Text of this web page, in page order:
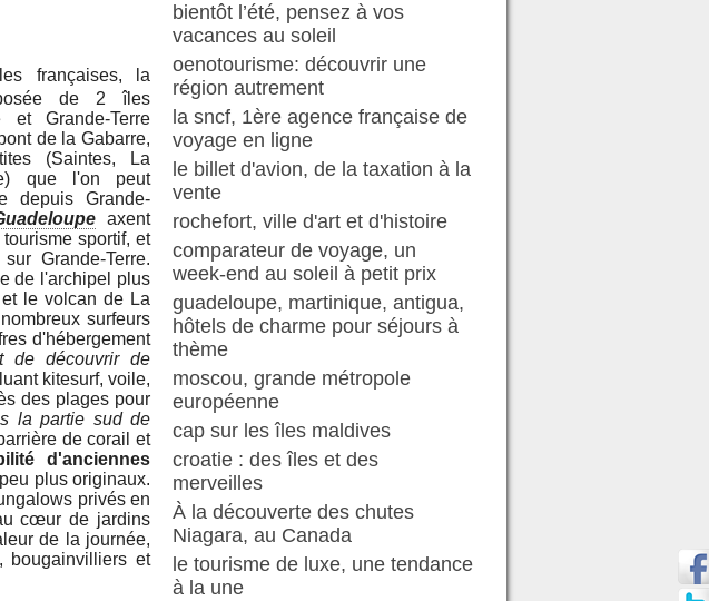
françaises, la
de 2 îles
et Grande-Terre
de la Gabarre,
(Saintes, La
que l'on peut
depuis Grande-
axent
sportif, et
Grande-Terre.
de l'archipel plus
le volcan de La
surfeurs
d'hébergement
de découvrir de
kitesurf, voile,
des plages pour
la partie sud de
de corail et
d'anciennes
plus originaux.
privés en
cœur de jardins
de la journée,
bougainvilliers et
bientôt l’été, pensez à vos
vacances au soleil
oenotourisme: découvrir une
région autrement
la sncf, 1ère agence française de
voyage en ligne
le billet d'avion, de la taxation à la
vente
rochefort, ville d'art et d'histoire
comparateur de voyage, un
week-end au soleil à petit prix
guadeloupe, martinique, antigua,
hôtels de charme pour séjours à
thème
moscou, grande métropole
européenne
cap sur les îles maldives
croatie : des îles et des
merveilles
À la découverte des chutes
Niagara, au Canada
le tourisme de luxe, une tendance
à la une